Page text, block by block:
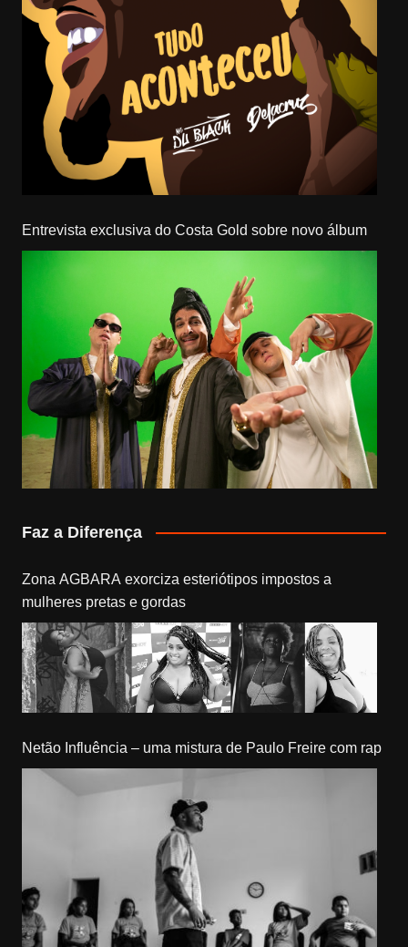
Entrevista exclusiva do Costa Gold sobre novo álbum
Faz a Diferença
Zona AGBARA exorciza esteriótipos impostos a
mulheres pretas e gordas
Netão Influência – uma mistura de Paulo Freire com rap